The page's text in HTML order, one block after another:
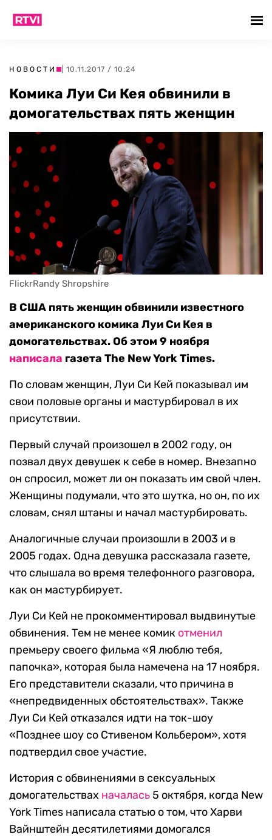
НОВОСТИ | 10.11.2017 / 10:24
Комика Луи Си Кея обвинили в
домогательствах пять женщин
FlickrRandy Shropshire
В США пять женщин обвинили известного
американского комика Луи Си Кея в
домогательствах. Об этом 9 ноября
написала газета The New York Times.
По словам женщин, Луи Си Кей показывал им
свои половые органы и мастурбировал в их
присутствии.
Первый случай произошел в 2002 году, он
позвал двух девушек к себе в номер. Внезапно
он спросил, может ли он показать им свой член.
Женщины подумали, что это шутка, но он, по их
словам, снял штаны и начал мастурбировать.
Аналогичные случаи произошли в 2003 и в
2005 годах. Одна девушка рассказала газете,
что слышала во время телефонного разговора,
как он мастурбирует.
Луи Си Кей не прокомментировал выдвинутые
обвинения. Тем не менее комик отменил
премьеру своего фильма «Я люблю тебя,
папочка», которая была намечена на 17 ноября.
Его представители сказали, что причина в
«непредвиденных обстоятельствах». Также
Луи Си Кей отказался идти на ток-шоу
«Позднее шоу со Стивеном Кольбером», хотя
подтвердил свое участие.
История с обвинениями в сексуальных
домогательствах началась 5 октября, когда New
York Times написала статью о том, что Харви
Вайнштейн десятилетиями домогался